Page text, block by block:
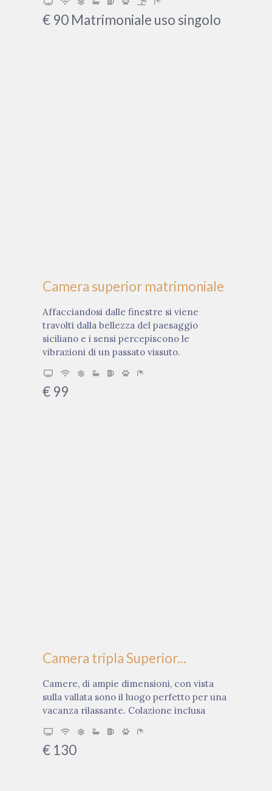
€ 90 Matrimoniale uso singolo
Camera superior matrimoniale
Affacciandosi dalle finestre si viene
travolti dalla bellezza del paesaggio
siciliano e i sensi percepiscono le
vibrazioni di un passato vissuto.
€ 99
Camera tripla Superior...
Camere, di ampie dimensioni, con vista
sulla vallata sono il luogo perfetto per una
vacanza rilassante. Colazione inclusa
€ 130